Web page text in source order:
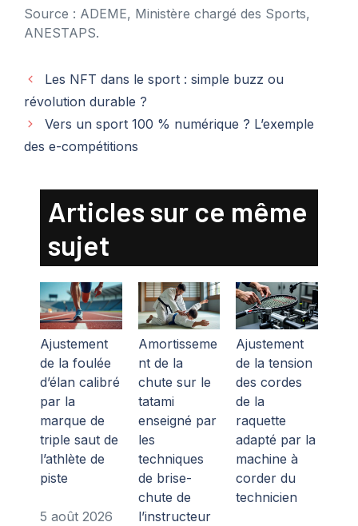
Source : ADEME, Ministère chargé des Sports,
ANESTAPS.
Les NFT dans le sport : simple buzz ou
révolution durable ?
Vers un sport 100 % numérique ? L’exemple
des e-compétitions
Articles sur ce même
sujet
Ajustement
de la foulée
d’élan calibré
par la
marque de
triple saut de
l’athlète de
piste
5 août 2026
Amortisseme
nt de la
chute sur le
tatami
enseigné par
les
techniques
de brise-
chute de
l’instructeur
Ajustement
de la tension
des cordes
de la
raquette
adapté par la
machine à
corder du
technicien